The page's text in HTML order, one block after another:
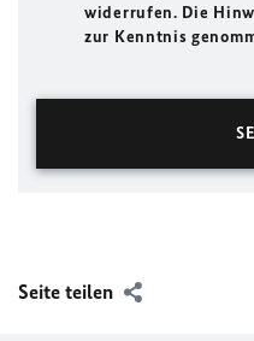
widerrufen. Die
zur Kenntnis
Seite teilen